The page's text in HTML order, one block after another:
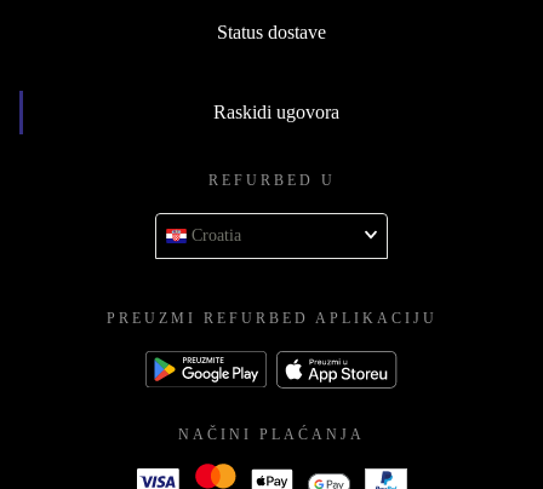
Status dostave
Raskidi ugovora
REFURBED U
Croatia
PREUZMI REFURBED APLIKACIJU
NAČINI PLAĆANJA